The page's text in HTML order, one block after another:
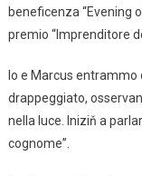
beneficenza “Evening
premio “Imprenditore
Io e Marcus
drappeggiato,
nella luce. Iniziň a
cognome”.